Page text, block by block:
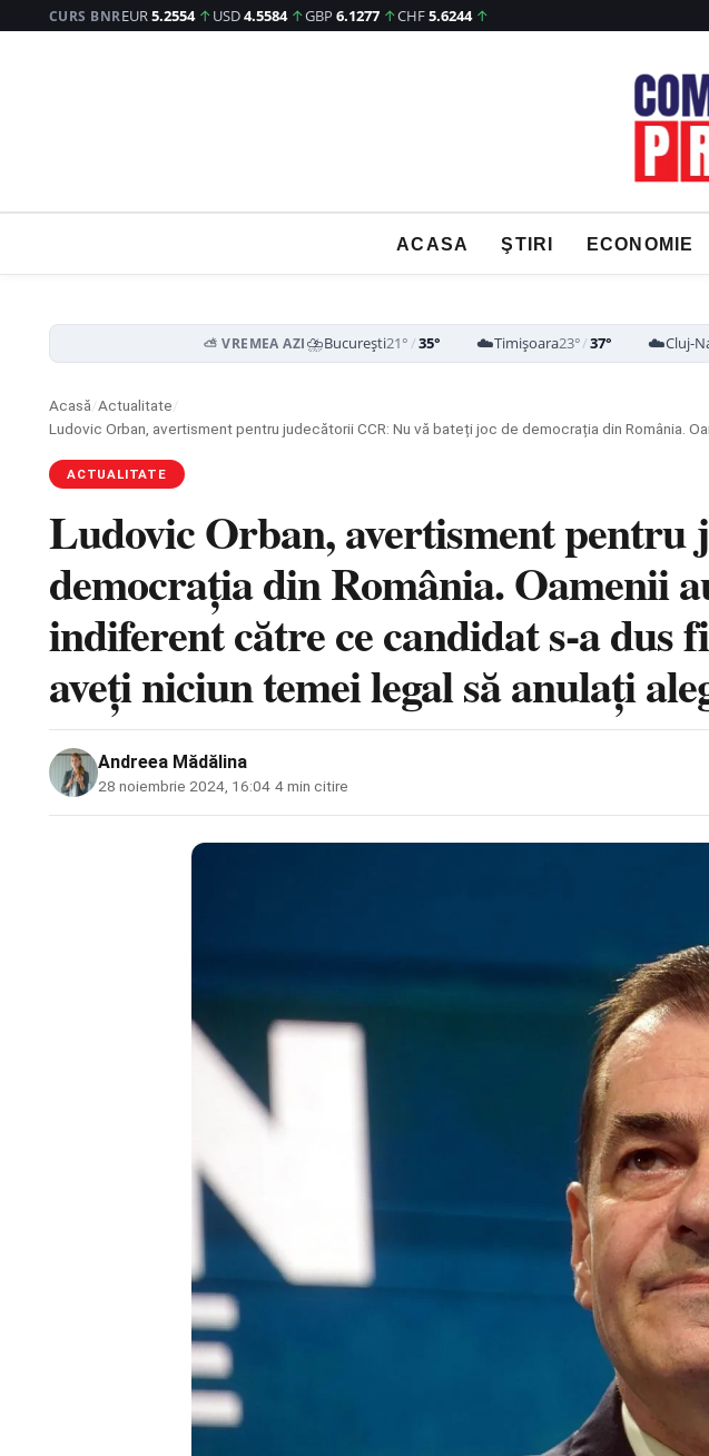
CURS BNR EUR5.2554 ↑USD4.5584 ↑GBP 6.1277 ↑CHF5.6244 ↑
ACASA ŞTIRI ECONOMIE
⛅ VREMEA AZI ⛈️București21°/35° ☁️Timișoara23°/37° ☁️Cluj-
Acasă/Actualitate/
ACTUALITATE
Ludovic Orban, avertisment
democrația din România. Oamenii
indiferent către ce candidat s-a dus
aveți niciun temei legal să anulați
Andreea Mădălina
28 noiembrie 2024, 16:04 4 min citire